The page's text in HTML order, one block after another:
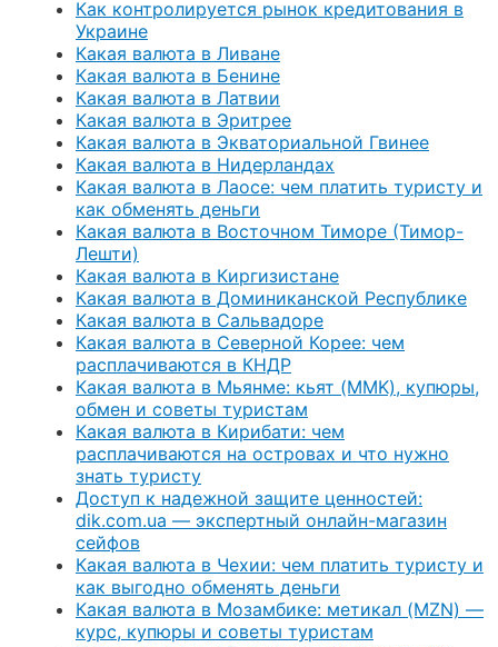
Как контролируется рынок кредитования в
Украине
Какая валюта в Ливане
Какая валюта в Бенине
Какая валюта в Латвии
Какая валюта в Эритрее
Какая валюта в Экваториальной Гвинее
Какая валюта в Нидерландах
Какая валюта в Лаосе: чем платить туристу и
как обменять деньги
Какая валюта в Восточном Тиморе (Тимор-
Лешти)
Какая валюта в Киргизистане
Какая валюта в Доминиканской Республике
Какая валюта в Сальвадоре
Какая валюта в Северной Корее: чем
расплачиваются в КНДР
Какая валюта в Мьянме: кьят (MMK), купюры,
обмен и советы туристам
Какая валюта в Кирибати: чем
расплачиваются на островах и что нужно
знать туристу
Доступ к надежной защите ценностей:
dik.com.ua — экспертный онлайн-магазин
сейфов
Какая валюта в Чехии: чем платить туристу и
как выгодно обменять деньги
Какая валюта в Мозамбике: метикал (MZN) —
курс, купюры и советы туристам